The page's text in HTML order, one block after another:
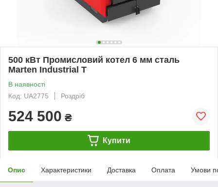
500 кВт Промисловий котел 6 мм сталь
Marten Industrial T
В наявності
Код: UA2775
Роздріб
524 500 ₴
Купити
Опис Характеристики Доставка Оплата Умови